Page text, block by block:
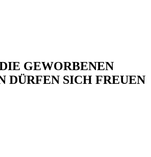
GEWORBENEN
DÜRFEN SICH FREUEN